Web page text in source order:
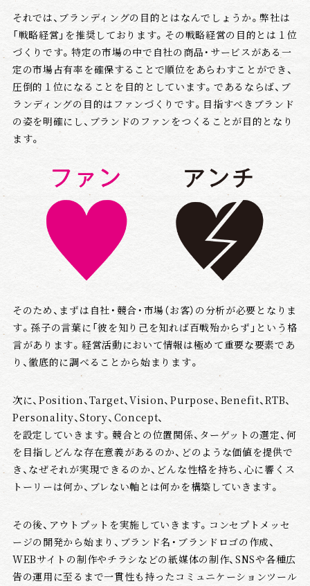
それでは、ブランディングの目的とはなんでしょうか。弊社は
「戦略経営」を推奨しております。その戦略経営の目的とは１位
づくりです。特定の市場の中で自社の商品・サービスがある一
定の市場占有率を確保することで順位をあらわすことができ、
圧倒的１位になることを目的としています。であるならば、ブ
ランディングの目的はファンづくりです。目指すべきブランド
の姿を明確にし、ブランドのファンをつくることが目的となり
ます。
そのため、まずは自社・競合・市場（お客）の分析が必要となりま
す。孫子の言葉に「彼を知り己を知れば百戦殆からず」という格
言があります。経営活動において情報は極めて重要な要素であ
り、徹底的に調べることから始まります。
次に、Position、Target、Vision、Purpose、Benefit、RTB、
Personality、Story、Concept、
を設定していきます。競合との位置関係、ターゲットの選定、何
を目指しどんな存在意義があるのか、どのような価値を提供で
き、なぜそれが実現できるのか、どんな性格を持ち、心に響くス
トーリーは何か、ブレない軸とは何かを構築していきます。
その後、アウトプットを実施していきます。コンセプトメッセ
ージの開発から始まり、ブランド名・ブランドロゴの作成、
WEBサイトの制作やチラシなどの紙媒体の制作、SNSや各種広
告の運用に至るまで一貫性も持ったコミュニケーションツール